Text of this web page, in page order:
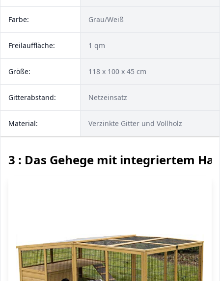
Farbe: Grau/Weiß
Freilauffläche: 1 qm
Größe: 118 x 100 x 45 cm
Gitterabstand: Netzeinsatz
Material: Verzinkte Gitter und Vollholz
3 : Das Gehege mit integriertem